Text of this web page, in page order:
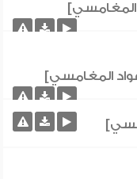
المغامسي]
المغامسي]